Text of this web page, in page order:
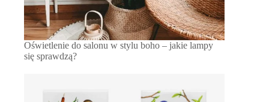
Oświetlenie do salonu w stylu boho – jakie lampy
się sprawdzą?